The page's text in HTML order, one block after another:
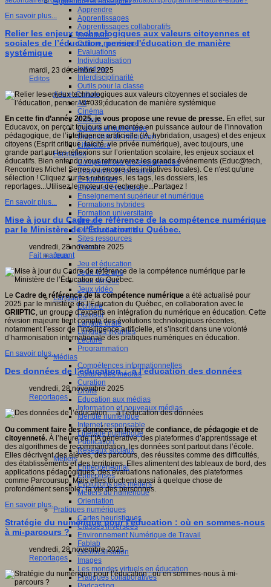
Apprendre
Apprentissages
Apprentissages collaboratifs
Créativité
Culture numérique
Evaluations
Individualisation
Initiatives
Interdisciplinarité
Outils pour la classe
Arts et Culture
Art
Cinéma
Culture
Culture et numérique
Dispositifs de médiation
Littérature
Formation
Compétences professionnelles
Dispositifs de formation
E- formation
Enjeux et évolutions
Enseignement supérieur et numérique
Formations hybrides
Formation universitaire
Mooc’s
Outils collaboratifs
Sites ressources
Tutorat
Jeux
Jeu et éducation
Jeux 4/12 ans
Jeux sérieux
Jeux vidéo
Langages
Ecriture
Humour
Langue orale
Langues vivantes
Lecture
Programmation
Médias
Compétences informationnelles
Culture des médias
Curation
Droits
Education aux médias
Information et nouveaux médias
Identité numérique
Internet responsable
Littératie numérique
Publication
Réseaux sociaux
Métiers
Entrepreneuriat
Entreprises
Evolutions des métiers
Métiers du numérique
Orientation
Pratiques numériques
Cartes heuristiques
Classes inversées
Environnement Numérique de Travail
Fablab
Géolocalisation
Images
Les mondes virtuels en éducation
Pratiques collaboratives
En savoir plus...
Relier les enjeux technologiques aux valeurs citoyennes et
sociales de l’éducation, penser l'éducation de manière
systémique
mardi, 23 décembre 2025
Editos
En cette fin d’année 2025, je vous propose une revue de presse. En effet, sur
Educavox, on perçoit toujours une montée en puissance autour de l’innovation
pédagogique, de l’intelligence artificielle (IA, hybridation, usages) et des enjeux
citoyens (Esprit critique, laïcité, vie privée numérique), avec toujours, une
grande part sur les réflexions sur l’orientation scolaire, les enjeux sociaux et
éducatifs. Bien entendu vous retrouverez les grands événements (Educ@tech,
Rencontres Michel Serres ou encore des initiatives locales). Ce n'est qu'une
sélection ! Cliquez sur les rubriques, les tags, les dossiers, les
reportages...Utilisez le moteur de recherche...Partagez !
En savoir plus...
Mise à jour du Cadre de référence de la compétence numérique
par le Ministère de l’Éducation du Québec.
vendredi, 28 novembre 2025
Fait marquant
Le Cadre de référence de la compétence numérique a été actualisé pour
2025 par le ministère de l’Éducation du Québec, en collaboration avec le
GRIIPTIC, un groupe d’experts en intégration du numérique en éducation. Cette
révision majeure tient compte des évolutions technologiques récentes,
notamment l’essor de l’intelligence artificielle, et s’inscrit dans une volonté
d’harmonisation internationale des pratiques numériques en éducation.
En savoir plus...
Des données de l’éducation… à l’éducation des données
vendredi, 28 novembre 2025
Reportages
Ou comment faire des données un levier de confiance, de pédagogie et de
citoyenneté. À l’heure de l’IA générative, des plateformes d’apprentissage et
des algorithmes de recommandation, les données sont partout dans l’école.
Elles décrivent des élèves, des parcours, des réussites comme des difficultés,
des établissements et des territoires. Elles alimentent des tableaux de bord, des
applications pédagogiques, des évaluations nationales, des plateformes
comme Parcoursup. Mais elles touchent aussi à quelque chose de
profondément sensible : la vie des personnes.
En savoir plus...
Stratégie du numérique pour l’éducation : où en sommes-nous
à mi-parcours ?
vendredi, 28 novembre 2025
Reportages